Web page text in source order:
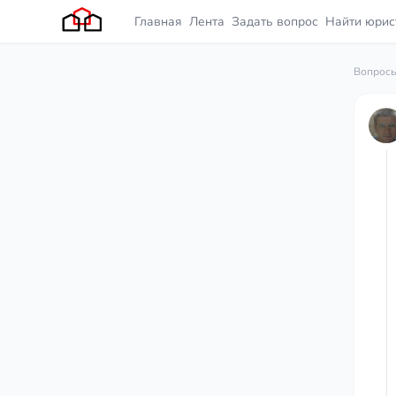
Главная Лента Задать вопрос Найти